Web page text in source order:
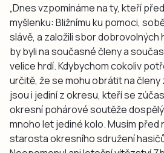
„Dnes vzpomínáme na ty, kteří
myšlenku: Bližnímu ku pomoci,
slávě, a založili sbor dobrovolných
by byli na současné členy a
velice hrdí. Kdybychom cokoliv
určitě, že se mohu obrátit na členy
jsou i jediní z okresu, kteří se
okresní pohárové soutěže
mnoho let jediné kolo. Musím před
starosta okresního sdružení